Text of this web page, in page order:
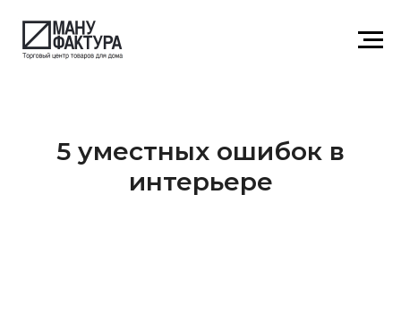
5 уместных ошибок в
интерьере